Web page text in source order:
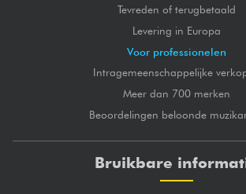
Tevreden of terugbetaald
Levering in Europa
Voor professionelen
Intragemeenschappelijke
Meer dan 700 merken
Beoordelingen beloonde
Bruikbare